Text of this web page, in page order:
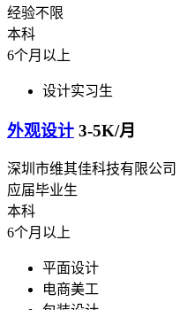
经验不限
本科
6个月以上
设计实习生
外观设计 3-5K/月
深圳市维其佳科技有限公司
应届毕业生
本科
6个月以上
平面设计
电商美工